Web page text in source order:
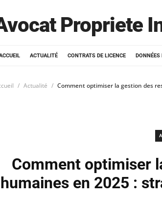
Propriete
ACTUALITÉ CONTRATS DE LICENCE DONNÉES
Actualité Comment optimiser la gestion des
Comment optimiser
humaines en 2025 :